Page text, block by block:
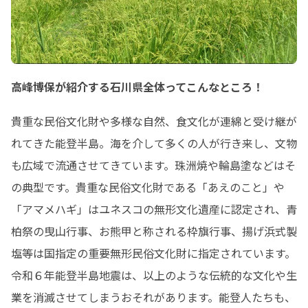
高峰博保が紹介する石川県全体ってこんなところ！
貴重な民俗文化財や多様な自然、食文化が連綿と受け継が
れてきた能登半島。海を介して多くの人が行き来し、文物
も広域で流通させてきています。珠洲焼や輪島塗などはそ
の典型です。貴重な民俗文化財である「あえのこと」や
「アマメハギ」はユネスコの無形文化遺産に認定され、青
柏祭の曳山行事、お熊甲と称される枠旗行事、揚げ浜式製
塩等は国指定の重要無形民俗文化財に指定されています。
令和６年能登半島地震は、以上のような伝統的な文化や生
業を消滅させてしまうおそれがあります。能登人たちも、